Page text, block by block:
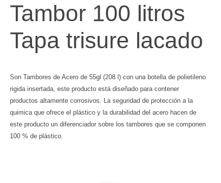
Tambor 100 litros
Tapa trisure lacado
Son Tambores de Acero de 55gl (208 l) con una botella de polietileno
rigida insertada, este producto está diseñado para contener
productos altamente corrosivos. La seguridad de protección a la
quimica que ofrece el plástico y la durabilidad del acero hacen de
este producto un diferenciador sobre los tambores que se componen
100 % de plástico.